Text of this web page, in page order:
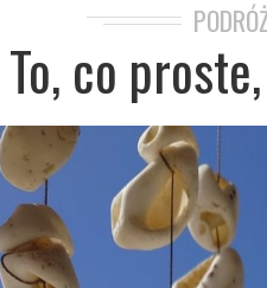
To, co